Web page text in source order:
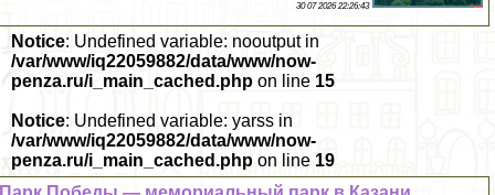
30 07 2026 22:26:43
Notice: Undefined variable: nooutput in
/var/www/iq22059882/data/www/now-
penza.ru/i_main_cached.php on line 15
Notice: Undefined variable: yarss in
/var/www/iq22059882/data/www/now-
penza.ru/i_main_cached.php on line 19